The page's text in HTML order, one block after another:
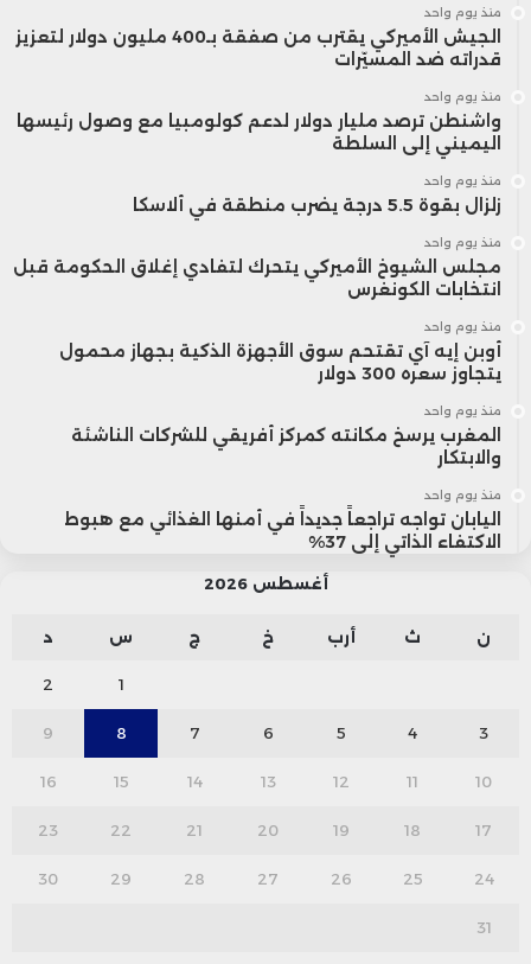
منذ يوم واحد
الجيش الأميركي يقترب من صفقة بـ400 مليون دولار لتعزيز
قدراته ضد المسيّرات
منذ يوم واحد
واشنطن ترصد مليار دولار لدعم كولومبيا مع وصول رئيسها
اليميني إلى السلطة
منذ يوم واحد
زلزال بقوة 5.5 درجة يضرب منطقة في ألاسكا
منذ يوم واحد
مجلس الشيوخ الأميركي يتحرك لتفادي إغلاق الحكومة قبل
انتخابات الكونغرس
منذ يوم واحد
أوبن إيه آي تقتحم سوق الأجهزة الذكية بجهاز محمول
يتجاوز سعره 300 دولار
منذ يوم واحد
المغرب يرسخ مكانته كمركز أفريقي للشركات الناشئة
والابتكار
منذ يوم واحد
اليابان تواجه تراجعاً جديداً في أمنها الغذائي مع هبوط
الاكتفاء الذاتي إلى 37%
أغسطس 2026
ن ث أرب خ ج س د
1
2
3
4
5
6
7
8
9
10
11
12
13
14
15
16
17
18
19
20
21
22
23
24
25
26
27
28
29
30
31